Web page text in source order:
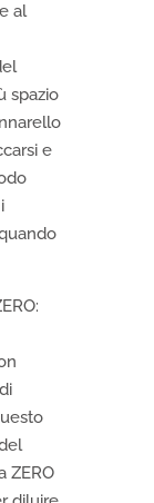
al
spazio
e
ZERO